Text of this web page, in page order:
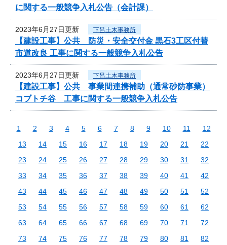
に関する一般競争入札公告（会計課）
2023年6月27日更新 下呂土木事務所
【建設工事】公共 防災・安全交付金 黒石3工区付替
市道改良 工事に関する一般競争入札公告
2023年6月27日更新 下呂土木事務所
【建設工事】公共 事業間連携補助（通常砂防事業）
コブトチ谷 工事に関する一般競争入札公告
1 2 3 4 5 6 7 8 9 10 11
12
13
14 15 16 17 18 19 20 21
22
23
24 25 26 27 28 29 30 31
32
33
34 35 36 37 38 39 40 41
42
43
44 45 46 47 48 49 50 51
52
53
54 55 56 57 58 59 60 61
62
63
64 65 66 67 68 69 70 71
72
73
74 75 76 77 78 79 80 81
82